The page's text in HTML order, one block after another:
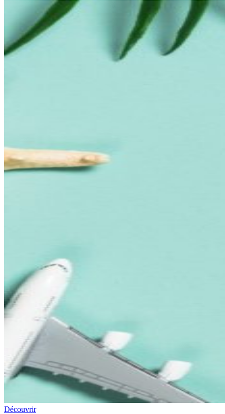
Découvrir